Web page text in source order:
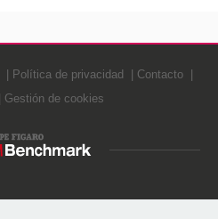
Política de privacidad
Contacto
Gestión de cookies